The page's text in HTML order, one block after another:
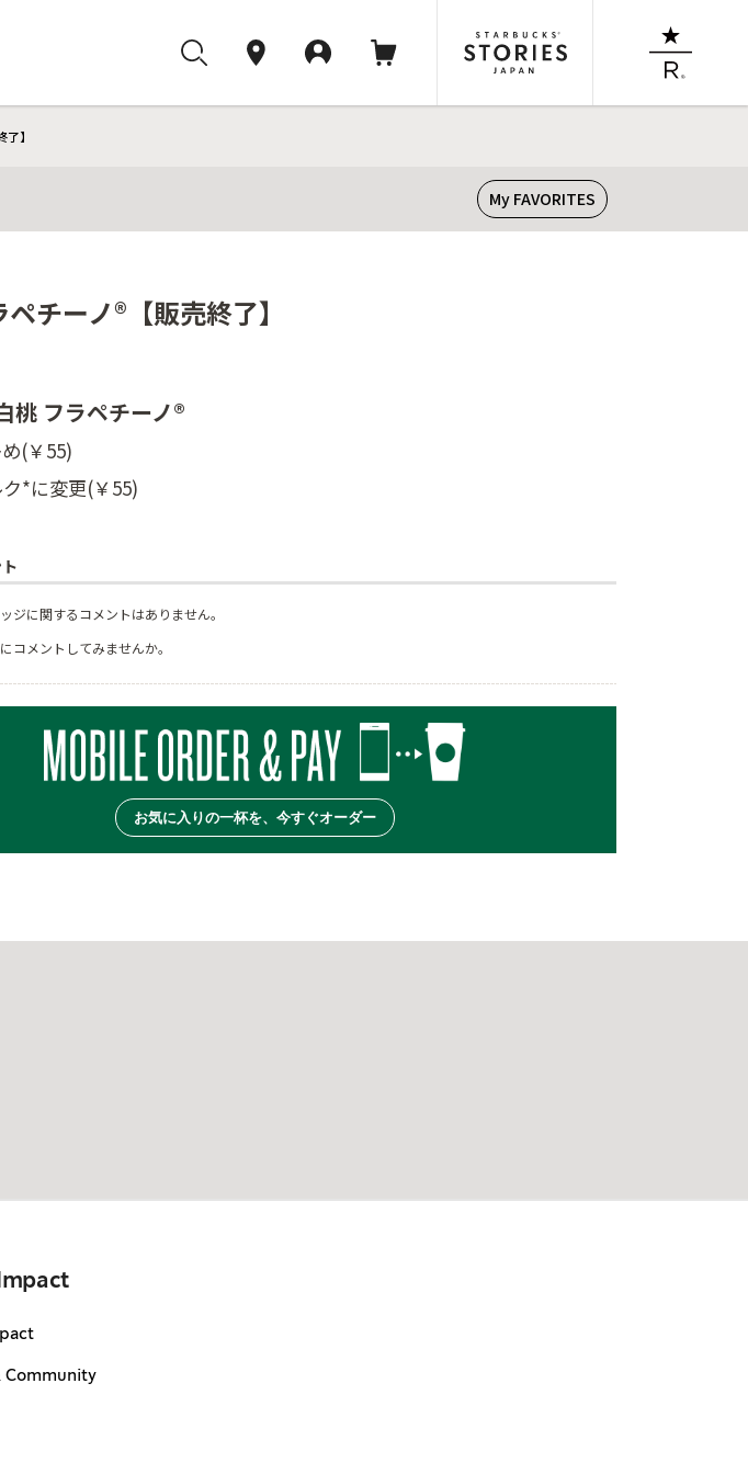
】
My FAVORITES
チーノ®【販売終了】
桃 フラペチーノ®
(￥55)
*に変更(￥55)
ジに関するコメントはありません。
コメントしてみませんか。
お気に入りの一杯を、今すぐオーダー
Community